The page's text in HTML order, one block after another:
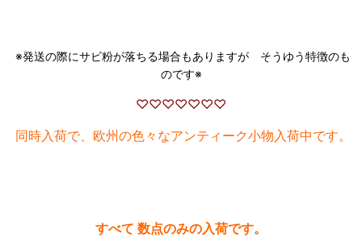
※発送の際にサビ粉が落ちる場合もありますが そうゆう特徴のも
のです※
♡♡♡♡♡♡♡
同時入荷で、欧州の色々なアンティーク小物入荷中です。
すべて 数点のみの入荷です。